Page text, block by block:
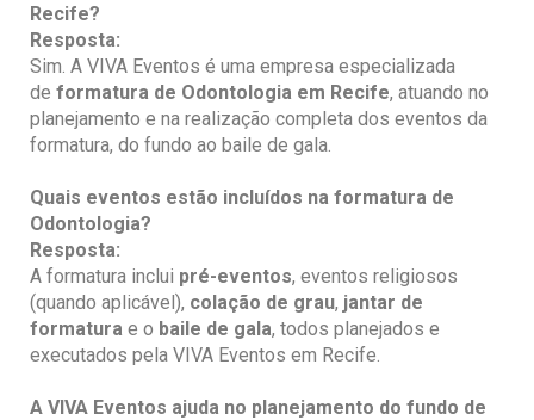
Recife?
Resposta:
Sim. A VIVA Eventos é uma empresa especializada
de formatura de Odontologia em Recife, atuando no
planejamento e na realização completa dos eventos da
formatura, do fundo ao baile de gala.
Quais eventos estão incluídos na formatura de
Odontologia?
Resposta:
A formatura inclui pré-eventos, eventos religiosos
(quando aplicável), colação de grau, jantar de
formatura e o baile de gala, todos planejados e
executados pela VIVA Eventos em Recife.
A VIVA Eventos ajuda no planejamento do fundo de